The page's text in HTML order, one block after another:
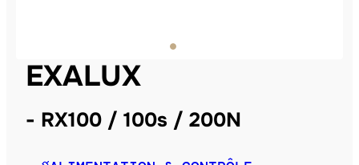
EXALUX
RX100 / 100s / 200N